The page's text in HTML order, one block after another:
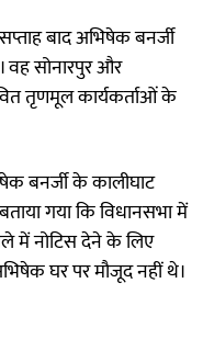
बाद अभिषेक बनर्जी
वह सोनारपुर और
तृणमूल कार्यकर्ताओं के
बनर्जी के कालीघाट
गया कि विधानसभा में
में नोटिस देने के लिए
घर पर मौजूद नहीं थे।